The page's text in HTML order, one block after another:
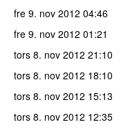
fre 9. nov 2012 04:46
fre 9. nov 2012 01:21
tors 8. nov 2012 21:10
tors 8. nov 2012 18:10
tors 8. nov 2012 15:13
tors 8. nov 2012 12:35